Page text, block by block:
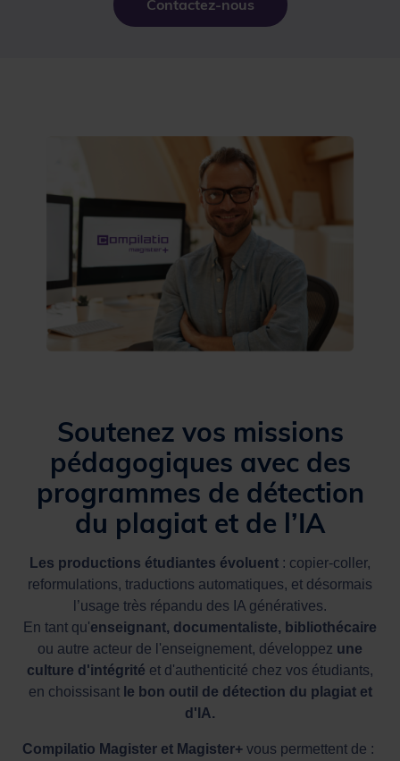
Contactez-nous
Soutenez vos missions
pédagogiques avec des
programmes de détection
du plagiat et de l’IA
Les productions étudiantes évoluent : copier-coller,
reformulations, traductions automatiques, et désormais
l’usage très répandu des IA génératives.
En tant qu'enseignant, documentaliste, bibliothécaire
ou autre acteur de l'enseignement, développez une
culture d'intégrité et d'authenticité chez vos étudiants,
en choissisant le bon outil de détection du plagiat et
d'IA.
Compilatio Magister et Magister+ vous permettent de :